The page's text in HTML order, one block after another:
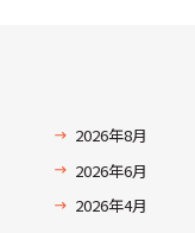
2026年8月
2026年6月
2026年4月